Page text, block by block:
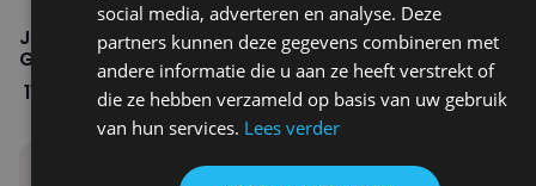
JENS Living LED Steen
Grijs
11,31
ex. BTW
JENS Living LED
Tafellamp Gijs
Antraciet
8,72
Stel samen
social media, adverteren en analyse. Deze
partners kunnen deze gegevens combineren met
andere informatie die u aan ze heeft verstrekt of
die ze hebben verzameld op basis van uw gebruik
van hun services. Lees verder